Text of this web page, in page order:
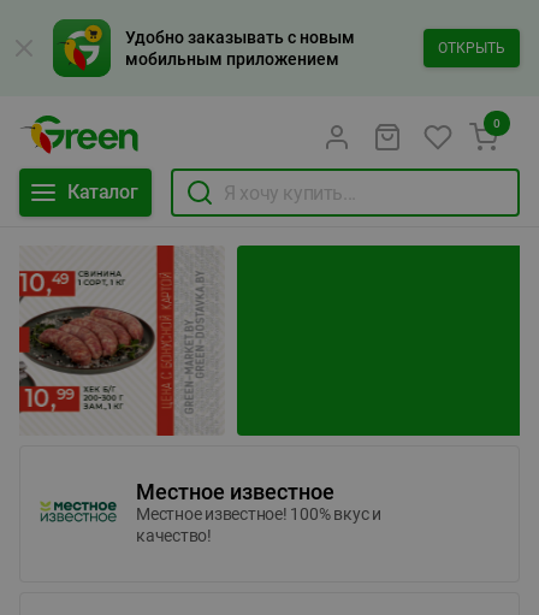
Удобно заказывать с новым
мобильным приложением
ОТКРЫТЬ
Каталог
0
Местное известное
Местное известное! 100% вкус и
качество!